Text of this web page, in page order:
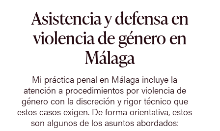
Asistencia y defensa en
violencia de género en
Málaga
Mi práctica penal en Málaga incluye la
atención a procedimientos por violencia de
género con la discreción y rigor técnico que
estos casos exigen. De forma orientativa, estos
son algunos de los asuntos abordados: